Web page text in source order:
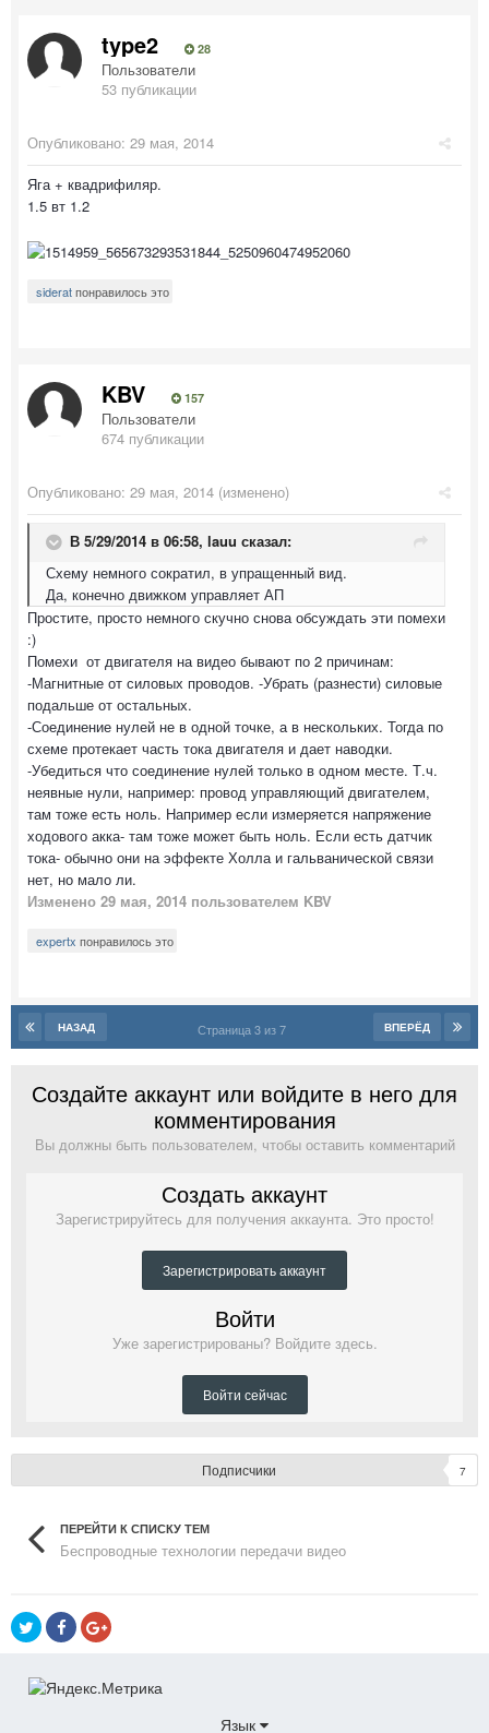
type2 28
Пользователи
53 публикации
Опубликовано: 29 мая, 2014
Яга + квадрифиляр.
1.5 вт 1.2
sideratпонравилось это
KBV 157
Пользователи
674 публикации
Опубликовано: 29 мая, 2014 (изменено)
В 5/29/2014 в 06:58, lauu сказал:
Схему немного сократил, в упращенный вид.
Да, конечно движком управляет АП
Простите, просто немного скучно снова обсуждать эти помехи
:)
Помехи от двигателя на видео бывают по 2 причинам:
-Магнитные от силовых проводов. -Убрать (разнести) силовые
подальше от остальных.
-Соединение нулей не в одной точке, а в нескольких. Тогда по
схеме протекает часть тока двигателя и дает наводки.
-Убедиться что соединение нулей только в одном месте. Т.ч.
неявные нули, например: провод управляющий двигателем,
там тоже есть ноль. Например если измеряется напряжение
ходового акка- там тоже может быть ноль. Если есть датчик
тока- обычно они на эффекте Холла и гальванической связи
нет, но мало ли.
Изменено 29 мая, 2014 пользователем KBV
expertx понравилось это
НАЗАД ВПЕРЁД
Страница 3 из 7
Создайте аккаунт или войдите в него для
комментирования
Вы должны быть пользователем, чтобы оставить комментарий
Создать аккаунт
Зарегистрируйтесь для получения аккаунта. Это просто!
Зарегистрировать аккаунт
Войти
Уже зарегистрированы? Войдите здесь.
Войти сейчас
Подписчики 7
ПЕРЕЙТИ К СПИСКУ ТЕМ
Беспроводные технологии передачи видео
Язык